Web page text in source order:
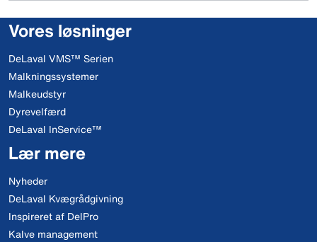
Vores løsninger
DeLaval VMS™ Serien
Malkningssystemer
Malkeudstyr
Dyrevelfærd
DeLaval InService™
Lær mere
Nyheder
DeLaval Kvægrådgivning
Inspireret af DelPro
Kalve management